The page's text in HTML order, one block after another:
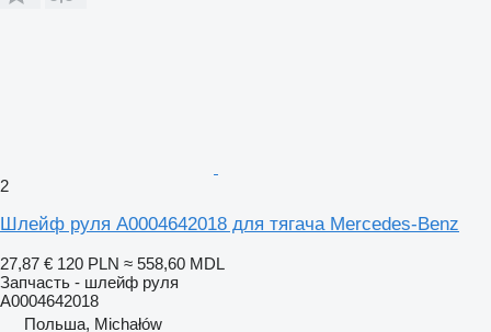
2
Шлейф руля A0004642018 для тягача Mercedes-Benz
27,87 € 120 PLN ≈ 558,60 MDL
Запчасть - шлейф руля
A0004642018
Польша, Michałów